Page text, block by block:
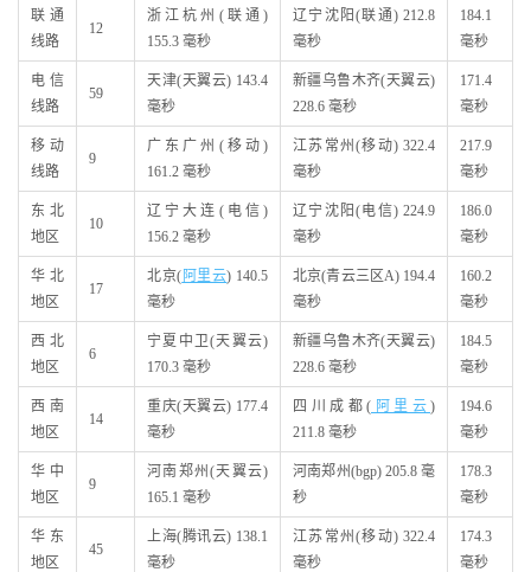
联通
线路
12
浙江杭州(联通)
155.3 毫秒
辽宁沈阳(联通) 212.8
毫秒
184.1
毫秒
电信
线路
59
天津(天翼云) 143.4
毫秒
新疆乌鲁木齐(天翼云)
228.6 毫秒
171.4
毫秒
移动
线路
9
广东广州(移动)
161.2 毫秒
江苏常州(移动) 322.4
毫秒
217.9
毫秒
东北
地区
10
辽宁大连(电信)
156.2 毫秒
辽宁沈阳(电信) 224.9
毫秒
186.0
毫秒
华北
地区
17
北京( 阿里云) 140.5
毫秒
北京(青云三区A) 194.4
毫秒
160.2
毫秒
西北
地区
6
宁夏中卫(天翼云)
170.3 毫秒
新疆乌鲁木齐(天翼云)
228.6 毫秒
184.5
毫秒
西南
地区
14
重庆(天翼云) 177.4
毫秒
四川成都( 阿里云 )
211.8 毫秒
194.6
毫秒
华中
地区
9
河南郑州(天翼云)
165.1 毫秒
河南郑州(bgp) 205.8 毫
秒
178.3
毫秒
华东
地区
45
上海(腾讯云) 138.1
毫秒
江苏常州(移动) 322.4
毫秒
174.3
毫秒